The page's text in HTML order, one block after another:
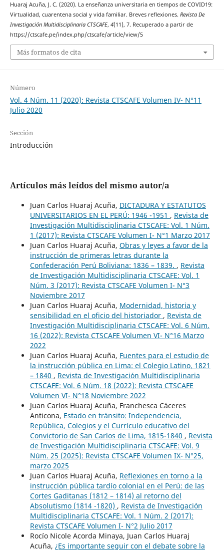
Huaraj Acuña, J. C. (2020). La enseñanza universitaria en tiempos de COVID19:
Virtualidad, cuarentena social y vida familiar. Breves reflexiones. Revista De
Investigación Multidisciplinaria CTSCAFE, 4(11), 7. Recuperado a partir de
https://ctscafe.pe/index.php/ctscafe/article/view/5
Más formatos de cita
Número
Vol. 4 Núm. 11 (2020): Revista CTSCAFE Volumen IV- N°11
Julio 2020
Sección
Introducción
Artículos más leídos del mismo autor/a
Juan Carlos Huaraj Acuña, DICTADURA Y ESTATUTOS
UNIVERSITARIOS EN EL PERÚ: 1946 -1951 , Revista de
Investigación Multidisciplinaria CTSCAFE: Vol. 1 Núm.
1 (2017): Revista CTSCAFE Volumen I- N°1 Marzo 2017
Juan Carlos Huaraj Acuña, Obras y leyes a favor de la
instrucción de primeras letras durante la
Confederación Perú Boliviana: 1836 – 1839. , Revista
de Investigación Multidisciplinaria CTSCAFE: Vol. 1
Núm. 3 (2017): Revista CTSCAFE Volumen I- N°3
Noviembre 2017
Juan Carlos Huaraj Acuña, Modernidad, historia y
sensibilidad en el oficio del historiador , Revista de
Investigación Multidisciplinaria CTSCAFE: Vol. 6 Núm.
16 (2022): Revista CTSCAFE Volumen VI- N°16 Marzo
2022
Juan Carlos Huaraj Acuña, Fuentes para el estudio de
la instrucción pública en Lima: el Colegio Latino, 1821
– 1840 , Revista de Investigación Multidisciplinaria
CTSCAFE: Vol. 6 Núm. 18 (2022): Revista CTSCAFE
Volumen VI- N°18 Noviembre 2022
Juan Carlos Huaraj Acuña, Franchesca Cáceres
Anticona, Estado en tránsito: Independencia,
República, Colegios y el Currículo educativo del
Convictorio de San Carlos de Lima, 1815-1840 , Revista
de Investigación Multidisciplinaria CTSCAFE: Vol. 9
Núm. 25 (2025): Revista CTSCAFE Volumen IX- N°25,
marzo 2025
Juan Carlos Huaraj Acuña, Reflexiones en torno a la
instrucción pública tardío colonial en el Perú: de las
Cortes Gaditanas (1812 – 1814) al retorno del
Absolutismo (1814 -1820) , Revista de Investigación
Multidisciplinaria CTSCAFE: Vol. 1 Núm. 2 (2017):
Revista CTSCAFE Volumen I- N°2 Julio 2017
Rocío Nicole Acorda Minaya, Juan Carlos Huaraj
Acuña, ¿Es importante seguir con el debate sobre la